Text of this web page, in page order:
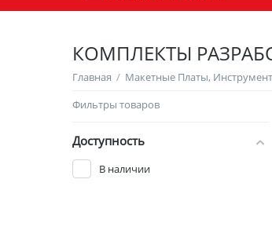
КОМПЛЕКТЫ
Главная / Макетные Платы,
Фильтры товаров
Доступность
В наличии